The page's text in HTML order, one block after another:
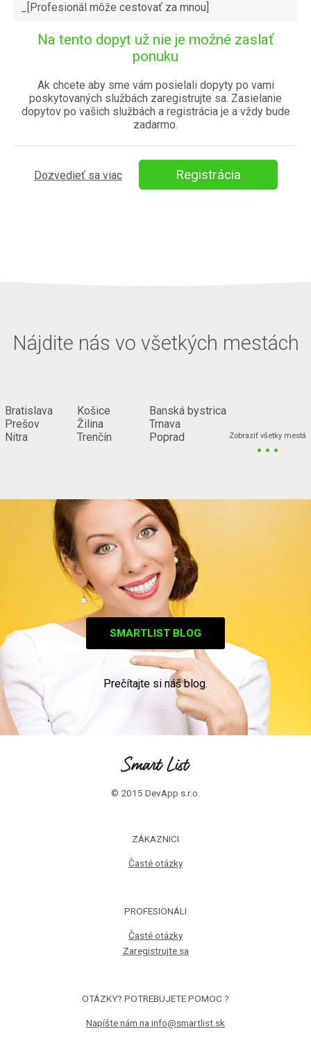
_[Profesionál môže cestovať za mnou]
Na tento dopyt už nie je možné zaslať
ponuku
Ak chcete aby sme vám posielali dopyty po vami
poskytovaných službách zaregistrujte sa. Zasielanie
dopytov po vašich službách a registrácia je a vždy bude
zadarmo.
Dozvedieť sa viac Registrácia
Nájdite nás vo všetkých mestách
Bratislava
Prešov
Nitra
Košice
Žilina
Trenčín
Banská bystrica
Trnava
Poprad
Zobraziť všetky mestá
...
SMARTLIST BLOG
Prečítajte si náš blog.
© 2015 DevApp s.r.o.
ZÁKAZNICI
Časté otázky
PROFESIONÁLI
Časté otázky
Zaregistrujte sa
OTÁZKY? POTREBUJETE POMOC ?
Napíšte nám na info@smartlist.sk